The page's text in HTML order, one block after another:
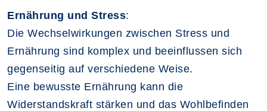
Ernährung und Stress:
Die Wechselwirkungen zwischen Stress und
Ernährung sind komplex und beeinflussen sich
gegenseitig auf verschiedene Weise.
Eine bewusste Ernährung kann die
Widerstandskraft stärken und das Wohlbefinden